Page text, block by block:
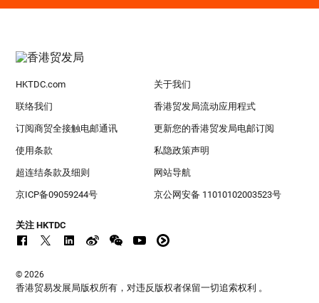
HKTDC.com 关于我们
联络我们 香港贸发局流动应用程式
订阅商贸全接触电邮通讯 更新您的香港贸发局电邮订阅
使用条款 私隐政策声明
超连结条款及细则 网站导航
京ICP备09059244号 京公网安备 11010102003523号
关注 HKTDC
© 2026
香港贸易发展局版权所有，对违反版权者保留一切追索权利 。